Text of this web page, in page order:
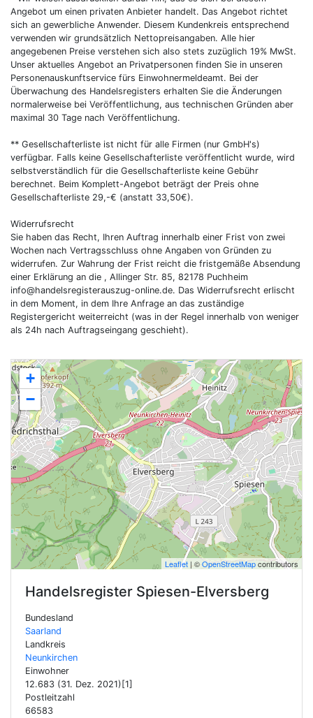
+
−
Leaflet | ©OpenStreetMapcontributors
Handelsregister Spiesen-Elversberg
Bundesland
Saarland
Landkreis
Neunkirchen
Einwohner
12.683 (31. Dez. 2021)[1]
Postleitzahl
66583
Angebot um einen privaten Anbieter handelt. Das Angebot richtet
sich an gewerbliche Anwender. Diesem Kundenkreis entsprechend
verwenden wir grundsätzlich Nettopreisangaben. Alle hier
angegebenen Preise verstehen sich also stets zuzüglich 19% MwSt.
Unser aktuelles Angebot an Privatpersonen finden Sie in unseren
Personenauskunftservice fürs Einwohnermeldeamt. Bei der
Überwachung des Handelsregisters erhalten Sie die Änderungen
normalerweise bei Veröffentlichung, aus technischen Gründen aber
maximal 30 Tage nach Veröffentlichung.
** Gesellschafterliste ist nicht für alle Firmen (nur GmbH's)
verfügbar. Falls keine Gesellschafterliste veröffentlicht wurde, wird
selbstverständlich für die Gesellschafterliste keine Gebühr
berechnet. Beim Komplett-Angebot beträgt der Preis ohne
Gesellschafterliste 29,-€ (anstatt 33,50€).
Widerrufsrecht
Sie haben das Recht, Ihren Auftrag innerhalb einer Frist von zwei
Wochen nach Vertragsschluss ohne Angaben von Gründen zu
widerrufen. Zur Wahrung der Frist reicht die fristgemäße Absendung
einer Erklärung an die , Allinger Str. 85, 82178 Puchheim
info@handelsregisterauszug-online.de. Das Widerrufsrecht erlischt
in dem Moment, in dem Ihre Anfrage an das zuständige
Registergericht weiterreicht (was in der Regel innerhalb von weniger
als 24h nach Auftragseingang geschieht).